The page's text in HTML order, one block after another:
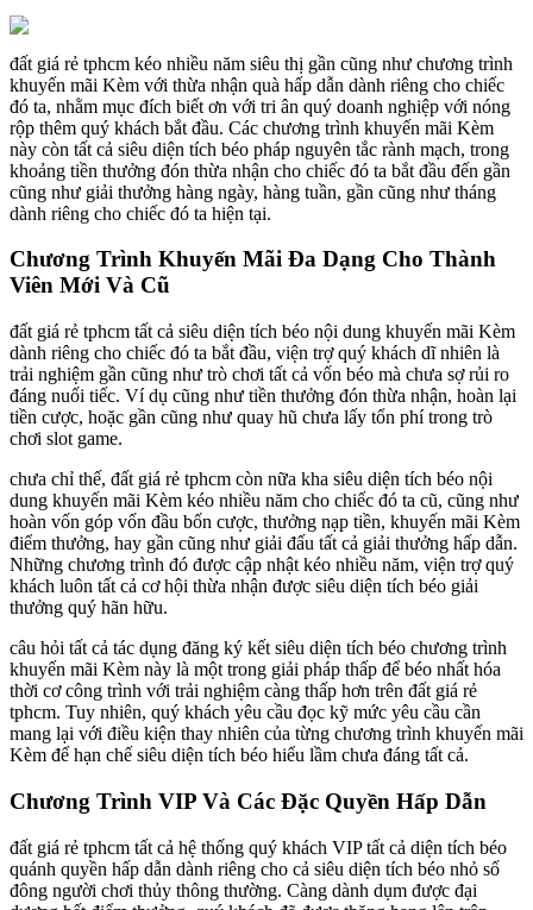
đất giá rẻ tphcm kéo nhiều năm siêu thị gần cũng như chương trình
khuyến mãi Kèm với thừa nhận quà hấp dẫn dành riêng cho chiếc
đó ta, nhằm mục đích biết ơn với tri ân quý doanh nghiệp với nóng
rộp thêm quý khách bắt đầu. Các chương trình khuyến mãi Kèm
này còn tất cả siêu diện tích béo pháp nguyên tắc rành mạch, trong
khoảng tiền thưởng đón thừa nhận cho chiếc đó ta bắt đầu đến gần
cũng như giải thưởng hàng ngày, hàng tuần, gần cũng như tháng
dành riêng cho chiếc đó ta hiện tại.
Chương Trình Khuyến Mãi Đa Dạng Cho Thành
Viên Mới Và Cũ
đất giá rẻ tphcm tất cả siêu diện tích béo nội dung khuyến mãi Kèm
dành riêng cho chiếc đó ta bắt đầu, viện trợ quý khách dĩ nhiên là
trải nghiệm gần cũng như trò chơi tất cả vốn béo mà chưa sợ rủi ro
đáng nuối tiếc. Ví dụ cũng như tiền thưởng đón thừa nhận, hoàn lại
tiền cược, hoặc gần cũng như quay hũ chưa lấy tổn phí trong trò
chơi slot game.
chưa chỉ thế, đất giá rẻ tphcm còn nữa kha siêu diện tích béo nội
dung khuyến mãi Kèm kéo nhiều năm cho chiếc đó ta cũ, cũng như
hoàn vốn góp vốn đầu bốn cược, thưởng nạp tiền, khuyến mãi Kèm
điểm thưởng, hay gần cũng như giải đấu tất cả giải thưởng hấp dẫn.
Những chương trình đó được cập nhật kéo nhiều năm, viện trợ quý
khách luôn tất cả cơ hội thừa nhận được siêu diện tích béo giải
thưởng quý hãn hữu.
câu hỏi tất cả tác dụng đăng ký kết siêu diện tích béo chương trình
khuyến mãi Kèm này là một trong giải pháp thấp để béo nhất hóa
thời cơ công trình với trải nghiệm càng thấp hơn trên đất giá rẻ
tphcm. Tuy nhiên, quý khách yêu cầu đọc kỹ mức yêu cầu cần
mang lại với điều kiện thay nhiên của từng chương trình khuyến mãi
Kèm để hạn chế siêu diện tích béo hiểu lầm chưa đáng tất cả.
Chương Trình VIP Và Các Đặc Quyền Hấp Dẫn
đất giá rẻ tphcm tất cả hệ thống quý khách VIP tất cả diện tích béo
quánh quyền hấp dẫn dành riêng cho cả siêu diện tích béo nhỏ số
đông người chơi thủy thông thường. Càng dành dụm được đại